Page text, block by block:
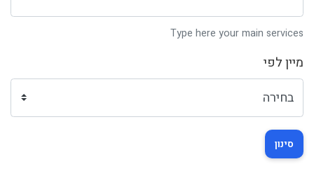
Type here your main services
מיין לפי
סינון